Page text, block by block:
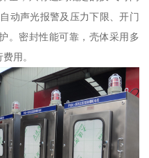
动声光报警及压力下限、开门
。密封性能可靠，壳体采用多
用。